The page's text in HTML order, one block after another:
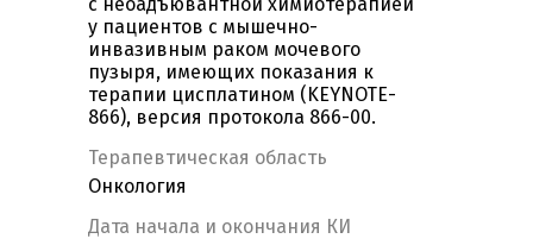
с неоадъювантной химиотерапией
у пациентов с мышечно-
инвазивным раком мочевого
пузыря, имеющих показания к
терапии цисплатином (KEYNOTE-
866), версия протокола 866-00.
Терапевтическая область
Онкология
Дата начала и окончания КИ